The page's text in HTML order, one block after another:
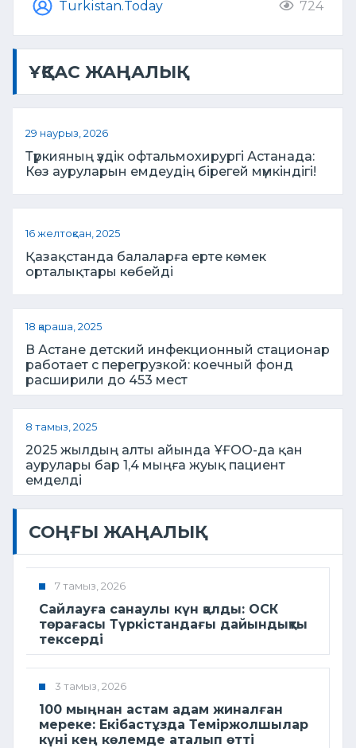
Turkistan.Today 724
ҰҚСАС ЖАҢАЛЫҚ
29 наурыз, 2026
Түркияның үздік офтальмохирургі Астанада:
Көз ауруларын емдеудің бірегей мүмкіндігі!
16 желтоқсан, 2025
Қазақстанда балаларға ерте көмек
орталықтары көбейді
18 қараша, 2025
В Астане детский инфекционный стационар
работает с перегрузкой: коечный фонд
расширили до 453 мест
8 тамыз, 2025
2025 жылдың алты айында ҰҒОО-да қан
аурулары бар 1,4 мыңға жуық пациент
емделді
СОҢҒЫ ЖАҢАЛЫҚ
7 тамыз, 2026
Сайлауға санаулы күн қалды: ОСК
төрағасы Түркістандағы дайындықты
тексерді
3 тамыз, 2026
100 мыңнан астам адам жиналған
мереке: Екібастұзда Теміржолшылар
күні кең көлемде аталып өтті